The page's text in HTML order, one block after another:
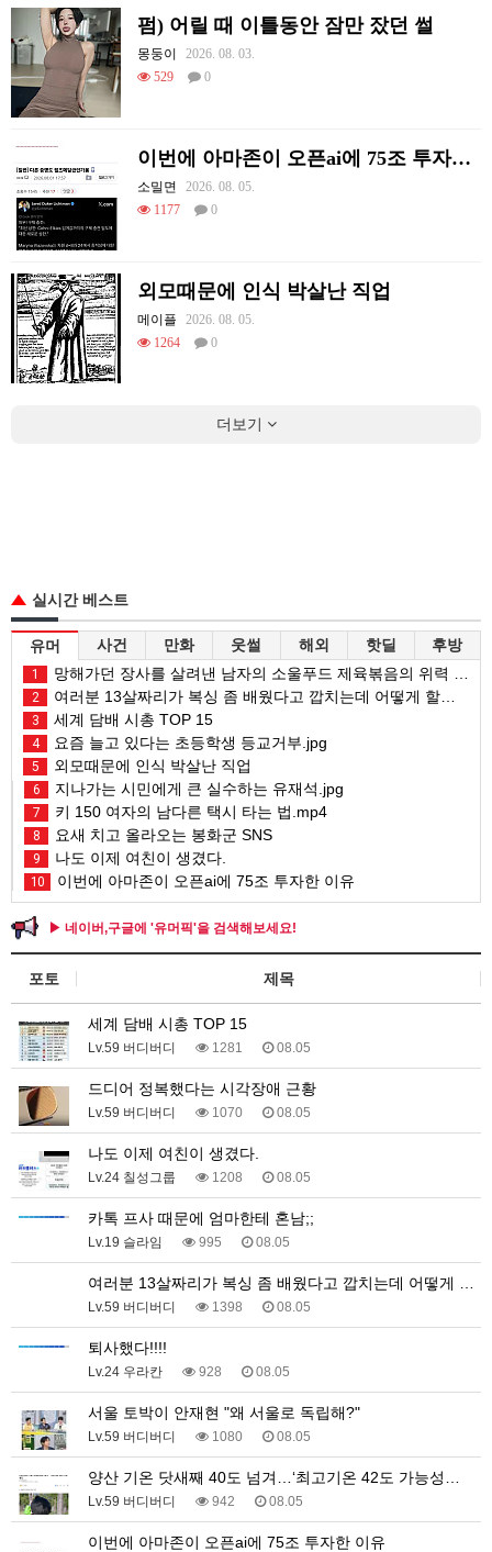
펌) 어릴 때 이틀동안 잠만 잤던 썰
몽둥이
2026. 08. 03.
529
0
이번에 아마존이 오픈ai에 75조 투자한 이유
소밀면
2026. 08. 05.
1177
0
외모때문에 인식 박살난 직업
메이플
2026. 08. 05.
1264
0
더보기
실시간 베스트
유머 사건 만화 웃썰 해외 핫딜 후방
1 망해가던 장사를 살려낸 남자의 소울푸드 제육볶음의 위력 ㅋㅋ
2 여러분 13살짜리가 복싱 좀 배웠다고 깝치는데 어떻게 할까요?
3 세계 담배 시총 TOP 15
4 요즘 늘고 있다는 초등학생 등교거부.jpg
5 외모때문에 인식 박살난 직업
6 지나가는 시민에게 큰 실수하는 유재석.jpg
7 키 150 여자의 남다른 택시 타는 법.mp4
8 요새 치고 올라오는 봉화군 SNS
9 나도 이제 여친이 생겼다.
10 이번에 아마존이 오픈ai에 75조 투자한 이유
▶ 네이버,구글에 '유머픽'을 검색해보세요!
포토 제목
세계 담배 시총 TOP 15
Lv.59 버디버디 1281 08.05
드디어 정복했다는 시각장애 근황
Lv.59 버디버디 1070 08.05
나도 이제 여친이 생겼다.
Lv.24 칠성그룹 1208 08.05
카톡 프사 때문에 엄마한테 혼남;;
Lv.19 슬라임 995 08.05
여러분 13살짜리가 복싱 좀 배웠다고 깝치는데 어떻게 …
Lv.59 버디버디 1398 08.05
퇴사했다!!!!
Lv.24 우라칸 928 08.05
서울 토박이 안재현 "왜 서울로 독립해?"
Lv.59 버디버디 1080 08.05
양산 기온 닷새째 40도 넘겨…‘최고기온 42도 가능성…
Lv.59 버디버디 942 08.05
이번에 아마존이 오픈ai에 75조 투자한 이유